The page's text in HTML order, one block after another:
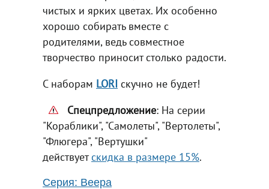
чистых и ярких цветах. Их особенно
хорошо собирать вместе с
родителями, ведь совместное
творчество приносит столько радости.
С наборам LORI скучно не будет!
Спецпредложение: На серии
"Кораблики", "Самолеты", "Вертолеты",
"Флюгера", "Вертушки"
действуетскидка в размере 15%.
Серия: Веера